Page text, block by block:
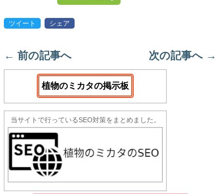
ツイート シェア
← 前の記事へ 次の記事へ →
植物のミカタの掲示板
当サイトで行っているSEO対策をまとめました。